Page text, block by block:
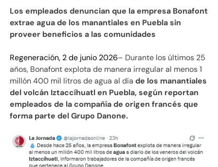
Los empleados denuncian que la empresa Bonafont
extrae agua de los manantiales en Puebla sin
proveer beneficios a las comunidades
Regeneración, 2 de junio 2026– Durante los últimos 25
años, Bonafont explota de manera irregular al menos 1
millón 400 mil litros de agua al día de los manantiales
del volcán Iztaccíhuatl en Puebla, según reportan
empleados de la compañía de origen francés que
forma parte del Grupo Danone.